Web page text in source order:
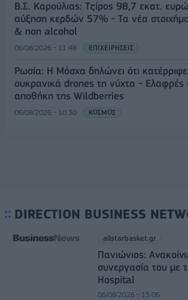
Β.Σ. Καρούλιας: Τζίρος 98,7 εκατ.
αύξηση κερδών 57% - Τα νέα
& non alcohol
06/08/2026 - 11:48 ΕΠΙΧΕΙΡΗΣΕΙΣ
Ρωσία: Η Μόσχα δηλώνει ότι
ουκρανικά drones τη νύχτα - Ελαφρές
αποθήκη της Wildberries
06/08/2026 - 10:30 ΚΟΣΜΟΣ
DIRECTION BUSINESS
allstarbasket.gr
Πανιώνιος:
συνεργασία του με
Hospital
06/08/2026 - 15:06